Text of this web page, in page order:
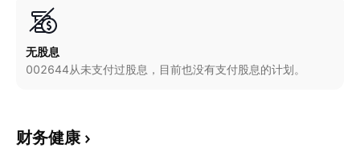
无股息
002644从未支付过股息，目前也没有支付股息的计划。
财务健康